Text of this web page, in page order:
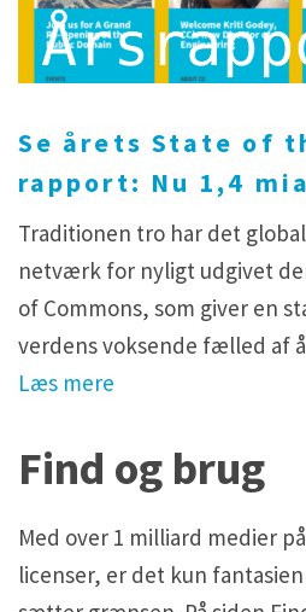
Se årets State of
rapport: Nu 1,4
Traditionen tro har det
netværk for nyligt udgivet
of Commons, som giver en
verdens voksende fælled af
Læs mere
Find og brug
Med over 1 milliard medier
licenser, er det kun